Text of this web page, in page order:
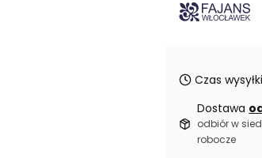
Czas
Dostawa
odbiór w
robocze